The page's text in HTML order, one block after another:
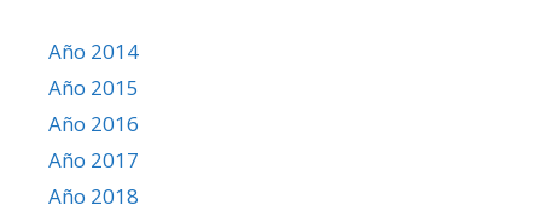
Año 2014
Año 2015
Año 2016
Año 2017
Año 2018